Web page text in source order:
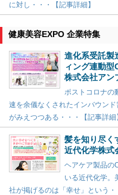
に対し・・・【記事詳細】
健康美容EXPO 企業特集
進化系受託製
ィング連動型
株式会社アン
ポストコロナの
速を余儀なくされたインバウン
がみえつつある・・・【記事詳細
髪を知り尽く
近代化学株式
ヘアケア製品の
いる近代化学。
社が掲げるのは「幸せ」という・